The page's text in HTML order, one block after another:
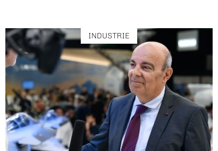
INDUSTRIE